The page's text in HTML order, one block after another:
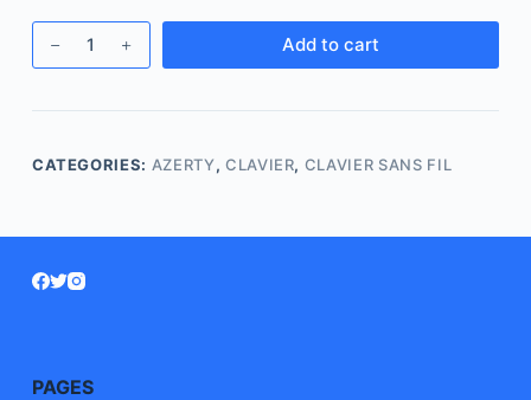
Add to cart
CATEGORIES: AZERTY, CLAVIER, CLAVIER SANS FIL
PAGES